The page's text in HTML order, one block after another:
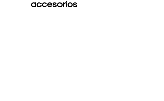
accesorios